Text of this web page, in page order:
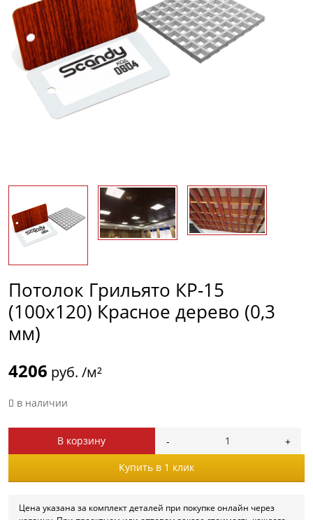
Потолок Грильято КР-15
(100х120) Красное дерево (0,3
мм)
4206 руб. /м²
в наличии
В корзину
Купить в 1 клик
Цена указана за комплект деталей при покупке онлайн через